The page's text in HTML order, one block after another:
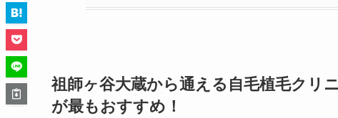
祖師ヶ谷大蔵から通える自毛植毛クリ
が最もおすすめ！